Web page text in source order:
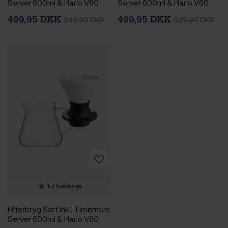
Server 600ml & Hario V60
Keramik 2 Kop. Turkis & 100
499,95 DKK 649,90 DKK
Server 600ml & Hario V60
Keramik 2 Kop. Pink & 100
499,95 DKK 649,90 DKK
1-2 hverdage
Filterbryg Sæt Inkl. Timemore
Server 600ml & Hario V60